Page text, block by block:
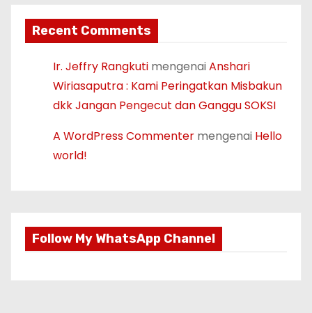
Recent Comments
Ir. Jeffry Rangkuti mengenaiAnshari
Wiriasaputra : Kami Peringatkan Misbakun
dkk Jangan Pengecut dan Ganggu SOKSI
A WordPress Commenter mengenai Hello
world!
Follow My WhatsApp Channel